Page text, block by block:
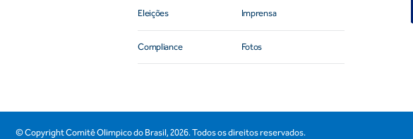
Eleições
Compliance
Imprensa
Fotos
© Copyright Comitê Olimpico do Brasil, 2026. Todos os direitos reservados.